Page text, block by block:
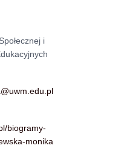
i
biogramy-
monika